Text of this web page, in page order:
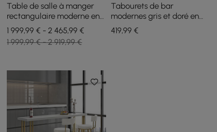
Table de salle à manger
rectangulaire moderne en
pierre frittée de 1800 mm
avec 6 chaises en or
1 999,99 € - 2 465,99 €
1 999,99 € - 2 919,99 €
Tabourets de bar
modernes gris et doré en
velours, réglables et
pivotants, Lot de 2
419,99€